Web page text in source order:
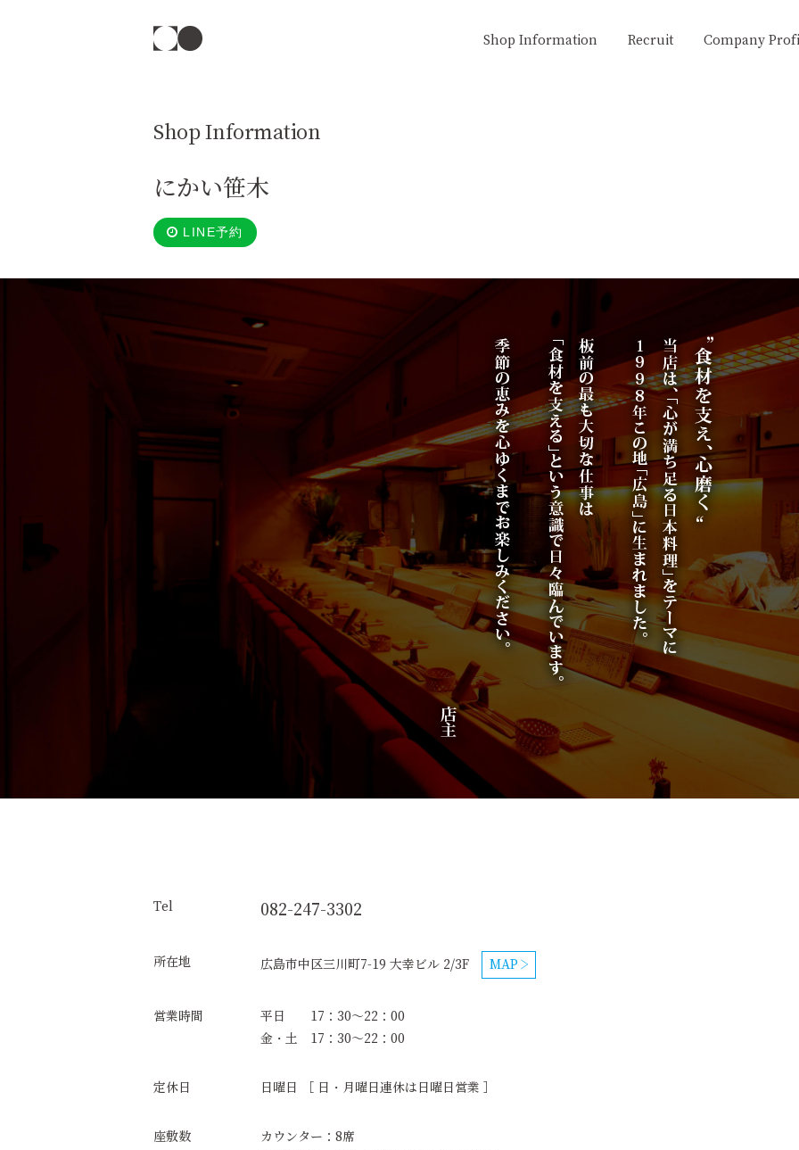
Shop Information Recruit Company
Shop Information
にかい笹木
LINE予約
Tel 082-247-3302
所在地 広島市中区三川町7-19 大幸ビル 2/3F MAP
営業時間
平日 17：30～22：00
金・土 17：30～22：00
定休日 日曜日 ［ 日・月曜日連休は日曜日営業 ］
座敷数
カウンター：8席